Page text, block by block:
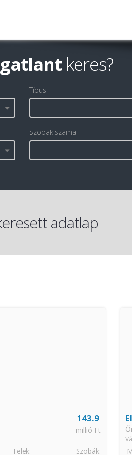
keres?
Típus
Szobák száma
adatlap
148
millió Ft
Szobák:
Telek: